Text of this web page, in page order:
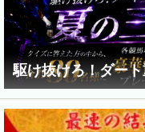
駆け抜けろ！ダー